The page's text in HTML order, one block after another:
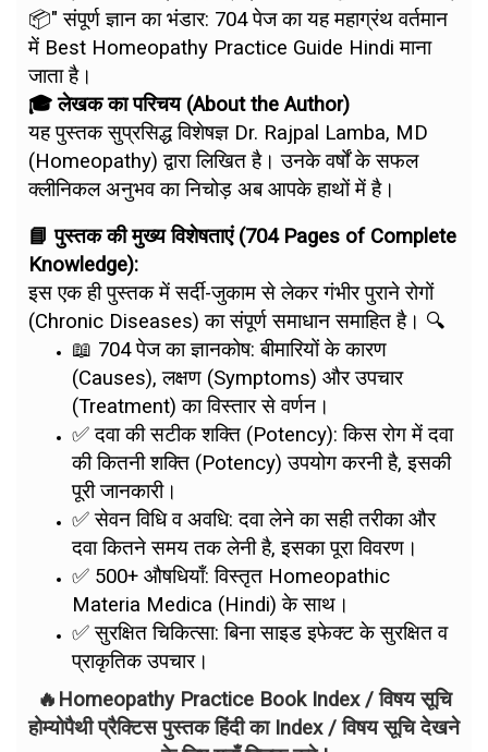
📦" संपूर्ण ज्ञान का भंडार: 704 पेज का यह महाग्रंथ वर्तमान
में Best Homeopathy Practice Guide Hindi माना
जाता है।
🎓 लेखक का परिचय (About the Author)
यह पुस्तक सुप्रसिद्ध विशेषज्ञ Dr. Rajpal Lamba, MD
(Homeopathy) द्वारा लिखित है। उनके वर्षों के सफल
क्लीनिकल अनुभव का निचोड़ अब आपके हाथों में है।
📘 पुस्तक की मुख्य विशेषताएं (704 Pages of Complete
Knowledge):
इस एक ही पुस्तक में सर्दी-जुकाम से लेकर गंभीर पुराने रोगों
(Chronic Diseases) का संपूर्ण समाधान समाहित है। 🔍
📖 704 पेज का ज्ञानकोष: बीमारियों के कारण
(Causes), लक्षण (Symptoms) और उपचार
(Treatment) का विस्तार से वर्णन।
✅ दवा की सटीक शक्ति (Potency): किस रोग में दवा
की कितनी शक्ति (Potency) उपयोग करनी है, इसकी
पूरी जानकारी।
✅ सेवन विधि व अवधि: दवा लेने का सही तरीका और
दवा कितने समय तक लेनी है, इसका पूरा विवरण।
✅ 500+ औषधियाँ: विस्तृत Homeopathic
Materia Medica (Hindi) के साथ।
✅ सुरक्षित चिकित्सा: बिना साइड इफेक्ट के सुरक्षित व
प्राकृतिक उपचार।
🔥Homeopathy Practice Book Index / विषय सूचि
होम्योपैथी प्रैक्टिस पुस्तक हिंदी का Index / विषय सूचि देखने